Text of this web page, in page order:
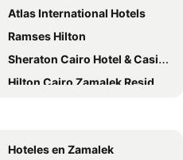
Atlas International Hotels
Ramses Hilton
Sheraton Cairo Hotel & Casino
Hilton Cairo Zamalek Residences
Pyramids Height Hotel & Pyramids Master Scene Rooftop
Hoteles en Zamalek